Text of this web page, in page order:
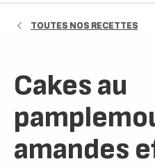
TOUTES NOS RECETTES
Cakes au
amandes